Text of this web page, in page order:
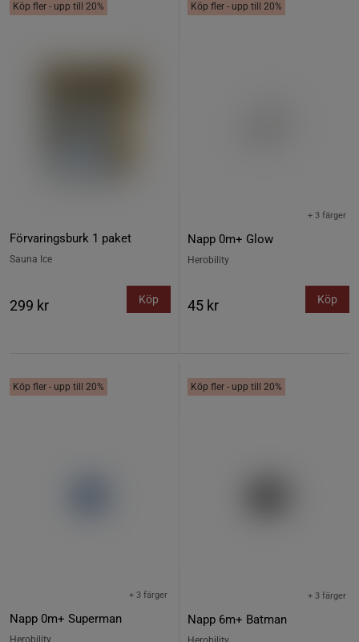
Köp fler - upp till 20%
Förvaringsburk 1 paket
Sauna Ice
299 kr Köp
Köp fler - upp till 20%
Napp 0m+ Glow
+ 3 färger
Herobility
45 kr Köp
Köp fler - upp till 20%
Napp 0m+ Superman
+ 3 färger
Herobility
Köp fler - upp till 20%
Napp 6m+ Batman
+ 3 färger